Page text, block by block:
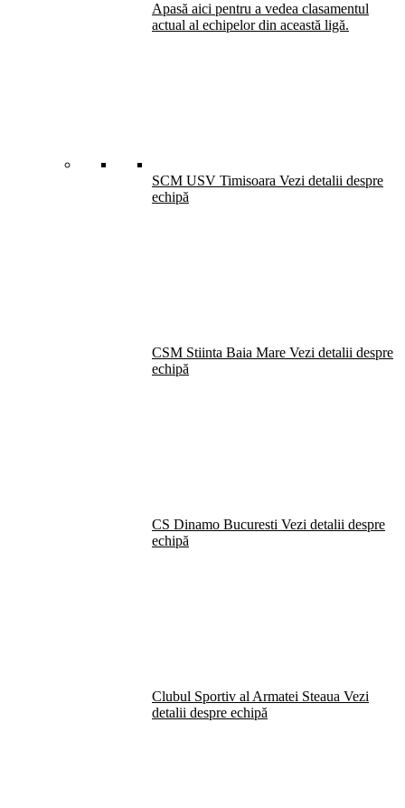
Apasă aici pentru a vedea clasamentul
actual al echipelor din această ligă.
SCM USV Timisoara Vezi detalii despre
echipă
CSM Stiinta Baia Mare Vezi detalii despre
echipă
CS Dinamo Bucuresti Vezi detalii despre
echipă
Clubul Sportiv al Armatei Steaua Vezi
detalii despre echipă